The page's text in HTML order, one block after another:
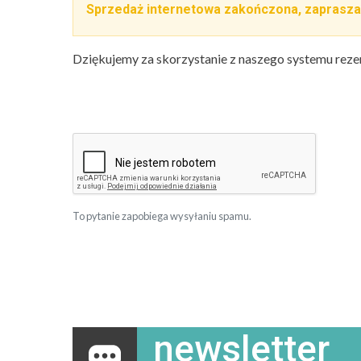
Sprzedaż internetowa zakończona,
Dziękujemy za skorzystanie z naszego systemu
To pytanie zapobiega wysyłaniu spamu.
newsletter